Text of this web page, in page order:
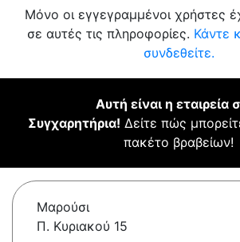
Μόνο οι εγγεγραμμένοι χρήστες
σε αυτές τις πληροφορίες. Κάντε
συνδεθείτε.
Αυτή είναι η εταιρεία
Συγχαρητήρια! Δείτε πώς
πακέτο βραβείων!
Μαρούσι
Π. Κυριακού 15